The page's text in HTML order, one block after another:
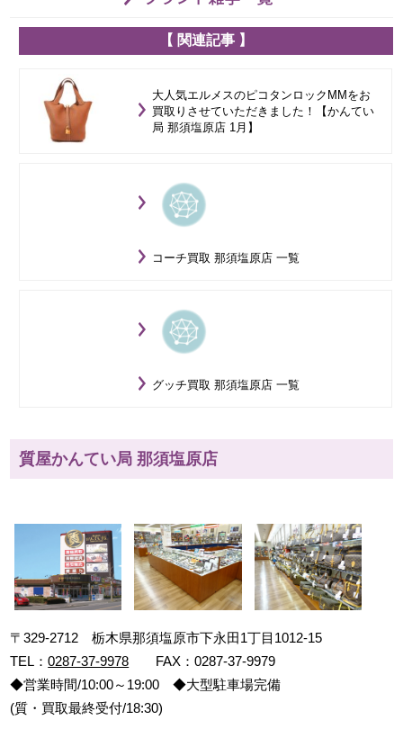
【 関連記事 】
大人気エルメスのピコタンロックMMをお
買取りさせていただきました！【かんてい
局 那須塩原店 1月】
コーチ買取 那須塩原店 一覧
グッチ買取 那須塩原店 一覧
質屋かんてい局 那須塩原店
〒329-2712 栃木県那須塩原市下永田1丁目1012-15
TEL：0287-37-9978 FAX：0287-37-9979
◆営業時間/10:00～19:00 ◆大型駐車場完備
(質・買取最終受付/18:30)